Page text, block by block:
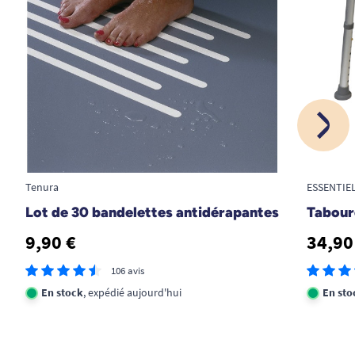
satisait de la reception
J. BERNARD
18/11/2024
conforme à mes attentes
1 2 3 4
Tenura
Lot de 30 bandelettes antidérapantes
9,90 €
106 avis
En stock, expédié aujourd'hui En